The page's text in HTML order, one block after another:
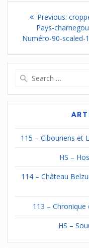
Navigation
de
l’article
Previous:
post:
Pays-
Numéro-90-scaled-
115 – Cibouriens et
HS –
114 – Château
113 –
HS –